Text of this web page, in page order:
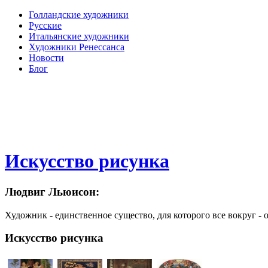
Голландские художники
Русские
Итальянские художники
Художники Ренессанса
Новости
Блог
Искусство рисунка
Людвиг Льюисон:
Художник - единственное существо, для которого все вокруг -
Искусство рисунка